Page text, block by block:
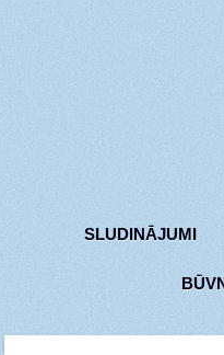
SLUDINĀJUMI